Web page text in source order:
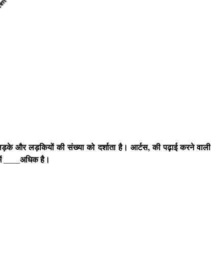
और लड़कियों की संख्या को दर्शाता है। आर्टस, की पढ़ाई करने वाली
____अधिक है।